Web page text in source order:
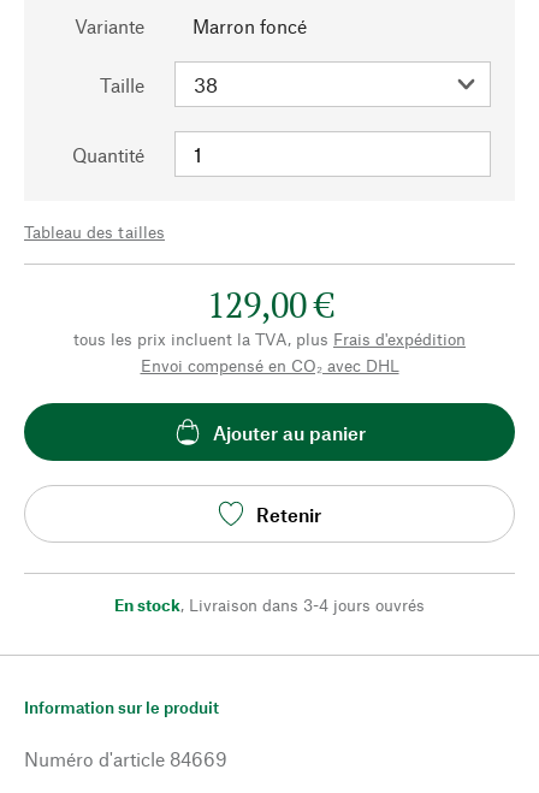
Variante Marron foncé
Taille
Quantité
Tableau des tailles
129,00 €
tous les prix incluent la TVA, plus Frais d'expédition
Envoi compensé en CO₂ avec DHL
Ajouter au panier
Retenir
En stock, Livraison dans 3-4 jours ouvrés
Information sur le produit
Numéro d'article 84669